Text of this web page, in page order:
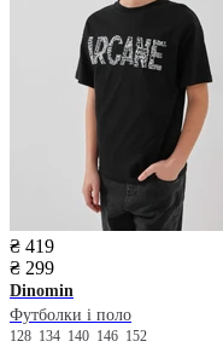
₴ 419
₴ 299
Dinomin
Футболки і поло
128 134 140 146 152